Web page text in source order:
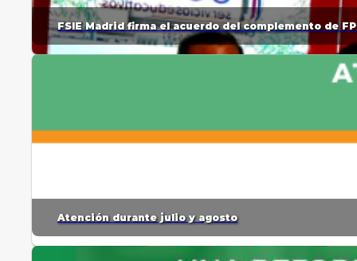
FSIE Madrid firma el acuerdo del complemento de
Atención durante julio y agosto